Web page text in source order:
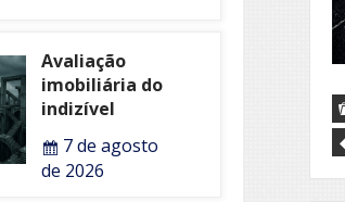
Avaliação
imobiliária do
indizível
7 de agosto
de 2026